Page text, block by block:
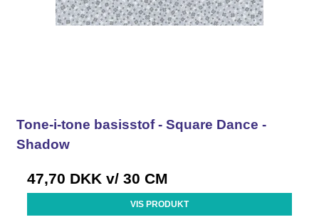
Tone-i-tone basisstof - Square Dance -
Shadow
47,70 DKK v/ 30 CM
VIS PRODUKT